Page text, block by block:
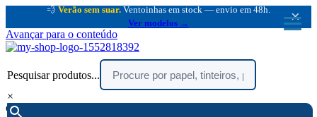
💨 Verão sem suar. Ventoinhas em stock — envio em 48h.
Ver modelos →
×
Avançar para o conteúdo
Pesquisar produtos...
×
encomendar por telefone :